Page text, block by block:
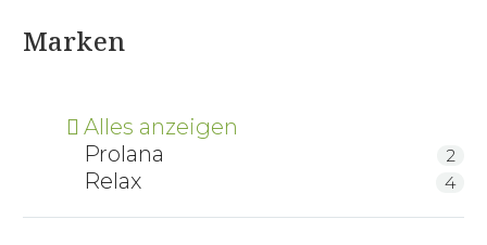
Marken
Alles anzeigen
Prolana
2
Relax 4